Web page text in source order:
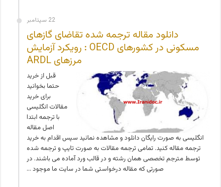
22 سپتامبر
دانلود مقاله ترجمه شده تقاضای گازهای
مسکونی در کشورهای OECD : رویکرد آزمایش
مرزهای ARDL
قبل از خرید
حتما بخوانید
برای خرید
مقالات انگلیسی
با ترجمه ابتدا
اصل مقاله
انگلیسی به صورت رایگان دانلود و مشاهده نمائید سپس اقدام به خرید
ترجمه مقاله کنید. تمامی ترجمه مقالات به صورت تایپ و ترجمه شده
توسط مترجم تخصصی همان رشته و در قالب ورد آماده می باشند. در
صورتی که مقاله درخواستی شما در سایت ما موجود …